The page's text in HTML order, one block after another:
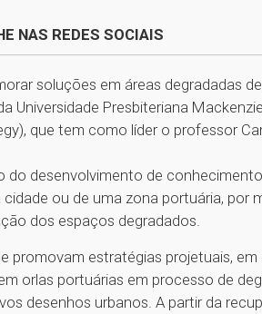
NAS REDES SOCIAIS
soluções em áreas degradadas
Universidade Presbiteriana
que tem como líder o professor
desenvolvimento de
ou de uma zona portuária, por
dos espaços degradados.
promovam estratégias projetuais, em
orlas portuárias em processo de
desenhos urbanos. A partir da